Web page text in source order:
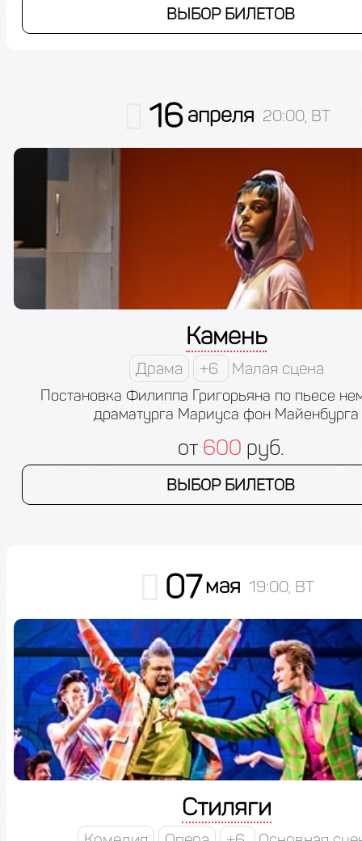
ВЫБОР БИЛЕТОВ
16 апреля 20:00, ВТ
Камень
Драма +6 Малая сцена
Постановка Филиппа Григорьяна по пьесе
драматурга Мариуса фон Майенбурга
от 600 руб.
ВЫБОР БИЛЕТОВ
07 мая 19:00, ВТ
Стиляги